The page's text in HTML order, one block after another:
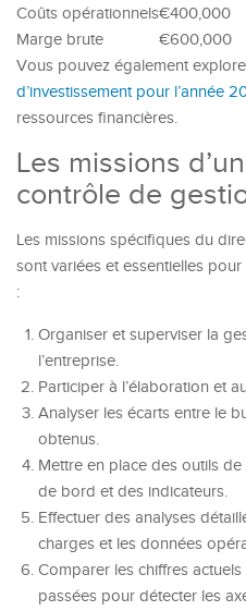
Coûts opérationnels€400,000
Marge brute
€600,000
Vous pouvez également
d’investissement pour l’année
ressources financières.
Les missions
contrôle de
Les missions spécifiques du
sont variées et essentielles
:
Organiser et superviser la
l’entreprise.
Participer à l’élaboration et
Analyser les écarts entre le
obtenus.
Mettre en place des outils
de bord et des indicateurs.
Effectuer des analyses
charges et les données
Comparer les chiffres
passées pour détecter les